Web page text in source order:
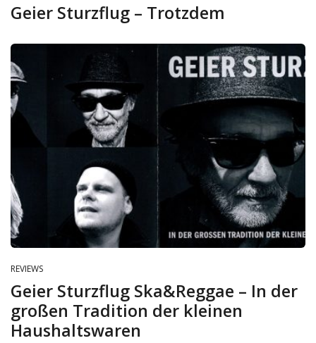
Geier Sturzflug – Trotzdem
REVIEWS
Geier Sturzflug Ska&Reggae – In der
großen Tradition der kleinen
Haushaltswaren